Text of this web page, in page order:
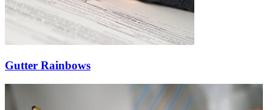
Gutter Rainbows